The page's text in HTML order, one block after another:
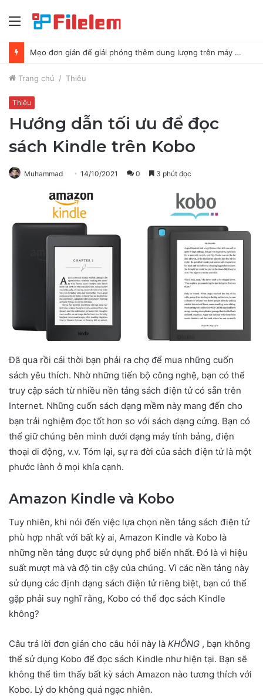
Thực
Mẹo đơn giản để giải phóng thêm dung lượng trên máy Mac của bạn
Trang chủ / Thiêu
Thiêu
Hướng dẫn tối ưu để đọc
sách Kindle trên Kobo
Muhammad 14/10/2021 0 3 phút đọc
Đã qua rồi cái thời bạn phải ra chợ để mua những cuốn
sách yêu thích. Nhờ những tiến bộ công nghệ, bạn có thể
truy cập sách từ nhiều nền tảng sách điện tử có sẵn trên
Internet. Những cuốn sách dạng mềm này mang đến cho
bạn trải nghiệm đọc tốt hơn so với sách dạng cứng. Bạn có
thể giữ chúng bên mình dưới dạng máy tính bảng, điện
thoại di động, v.v. Tóm lại, sự ra đời của sách điện tử là một
phước lành ở mọi khía cạnh.
Amazon Kindle và Kobo
Tuy nhiên, khi nói đến việc lựa chọn nền tảng sách điện tử
phù hợp nhất với bất kỳ ai, Amazon Kindle và Kobo là
những nền tảng được sử dụng phổ biến nhất. Đó là vì hiệu
suất mượt mà và độ tin cậy của chúng. Vì các nền tảng này
sử dụng các định dạng sách điện tử riêng biệt, bạn có thể
gặp phải suy nghĩ rằng, Kobo có thể đọc sách Kindle
không?
Câu trả lời đơn giản cho câu hỏi này là KHÔNG , bạn không
thể sử dụng Kobo để đọc sách Kindle như hiện tại. Bạn sẽ
không thể tìm thấy bất kỳ sách Amazon nào tương thích với
Kobo. Lý do không quá ngạc nhiên.